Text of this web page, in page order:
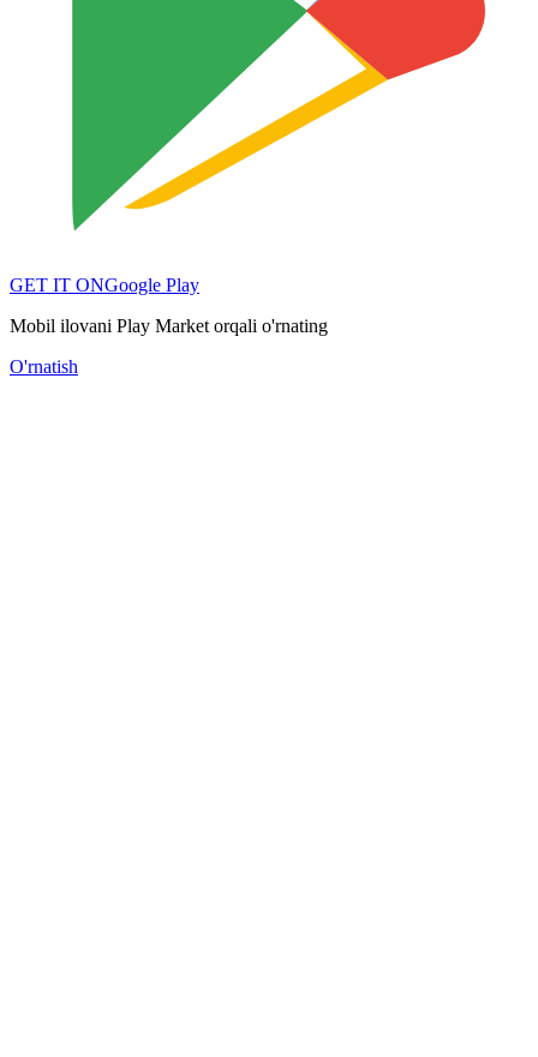
GET IT ONGoogle Play
Mobil ilovani Play Market orqali o'rnating
O'rnatish